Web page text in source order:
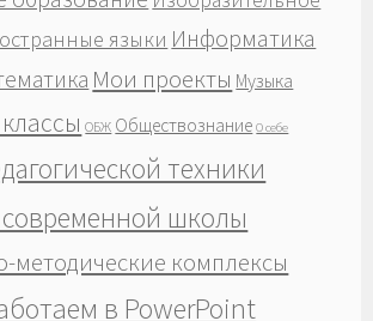
языки Информатика
Мои проекты Музыка
ОБЖ Обществознание О себе
техники
школы
методические комплексы
в PowerPoint